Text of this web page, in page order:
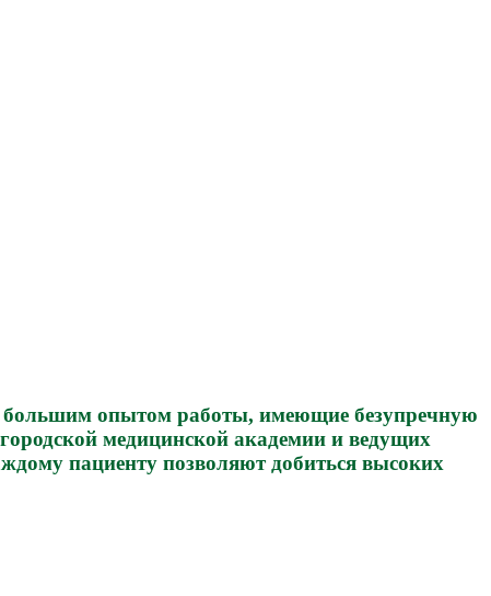
большим опытом работы, имеющие безупречную
медицинской академии и ведущих
пациенту позволяют добиться высоких